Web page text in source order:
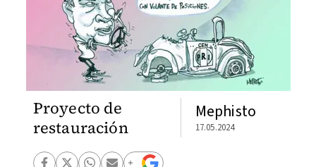
Proyecto de
restauración
Mephisto
17.05.2024